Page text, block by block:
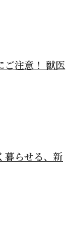
ご注意！ 獣医
暮らせる、新